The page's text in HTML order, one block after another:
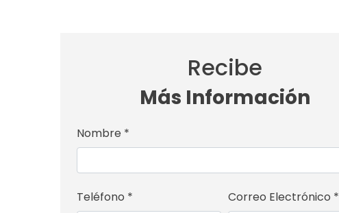
Recibe
Más Información
Nombre *
Teléfono * Correo Electrónico *